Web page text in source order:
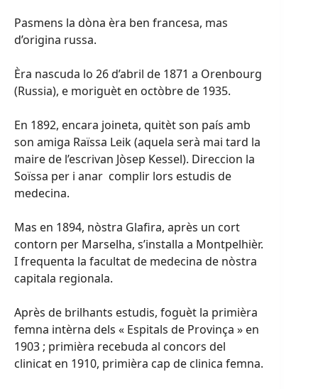
Pasmens la dòna èra ben francesa, mas
d’origina russa.
Èra nascuda lo 26 d’abril de 1871 a Orenbourg
(Russia), e moriguèt en octòbre de 1935.
En 1892, encara joineta, quitèt son país amb
son amiga Raïssa Leik (aquela serà mai tard la
maire de l’escrivan Jòsep Kessel). Direccion la
Soïssa per i anar complir lors estudis de
medecina.
Mas en 1894, nòstra Glafira, après un cort
contorn per Marselha, s’installa a Montpelhièr.
I frequenta la facultat de medecina de nòstra
capitala regionala.
Après de brilhants estudis, foguèt la primièra
femna intèrna dels « Espitals de Provinça » en
1903 ; primièra recebuda al concors del
clinicat en 1910, primièra cap de clinica femna.